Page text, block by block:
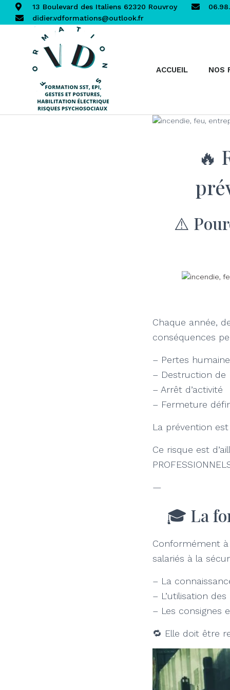
13 Boulevard des Italiens 62320 Rouvroy
didier.vdformations@outlook.fr
ACCUEIL NOS
🔥
⚠️
Chaque année,
conséquences
– Pertes
– Destruction de
– Arrêt d’activité
– Fermeture
La prévention
Ce risque est
—
🎓 La
Conformément à
salariés à la
– La
– L’utilisation
– Les consignes
🔁 Elle doit être